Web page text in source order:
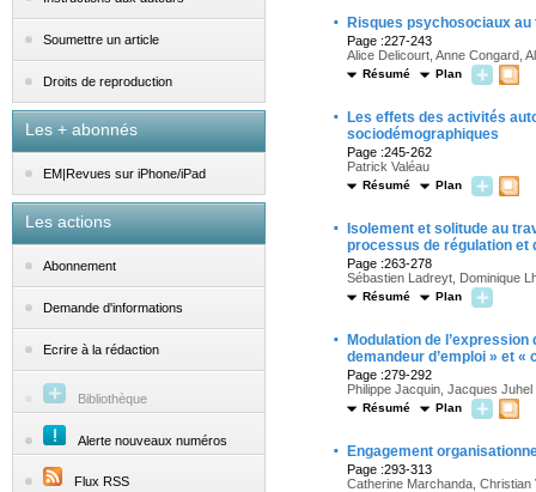
Soumettre un article
Droits de reproduction
Les + abonnés
EM|Revues sur iPhone/iPad
Les actions
Abonnement
Demande d'informations
Ecrire à la rédaction
Bibliothèque
Alerte nouveaux numéros
Flux RSS
· Risques psychosociaux
Page :227-243
Alice Delicourt, Anne Congard,
Résumé Plan
·
Les effets des activités
sociodémographiques
Page :245-262
Patrick Valéau
Résumé Plan
·
Isolement et solitude au
processus de régulation et
Page :263-278
Sébastien Ladreyt, Dominique
Résumé Plan
·
Modulation de
demandeur d’emploi » et «
Page :279-292
Philippe Jacquin, Jacques Juhel
Résumé Plan
· Engagement
Page :293-313
Catherine Marchanda, Christian